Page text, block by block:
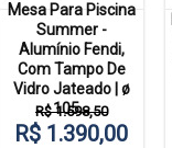
Mesa Para Piscina
Summer -
Alumínio Fendi,
Com Tampo De
Vidro Jateado | ø
105...
R$ 1.598,50
R$ 1.390,00